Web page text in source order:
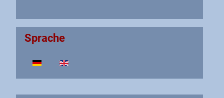
Sprache
Sprache auswählen